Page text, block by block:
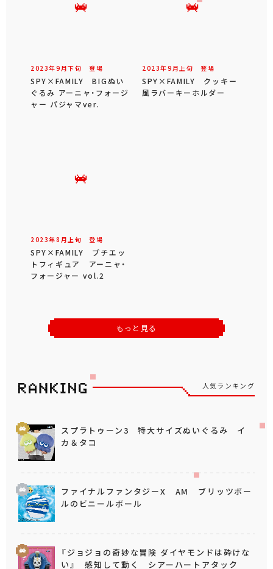
2023年9 月下旬 登場
SPY×FAMILY BIGぬい
ぐるみ アーニャ・フォージ
ャー パジャマver.
2023年9 月 上旬 登場
SPY×FAMILY クッキー
風ラバーキーホルダー
2023年8 月 上旬 登場
SPY×FAMILY プチエッ
トフィギュア アーニャ・
フォージャー vol.2
もっと見る
人気ランキング
スプラトゥーン3 特大サイズぬいぐるみ イ
カ＆タコ
ファイナルファンタジーX AM ブリッツボー
ルのビニールボール
『ジョジョの奇妙な冒険 ダイヤモンドは砕けな
い』 感知して動く シアーハートアタック